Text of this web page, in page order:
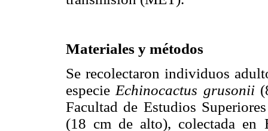
Materiales y métodos
Se recolectaron individuos
especie Echinocactus grusonii
Facultad de Estudios
(18 cm de alto), colectada en